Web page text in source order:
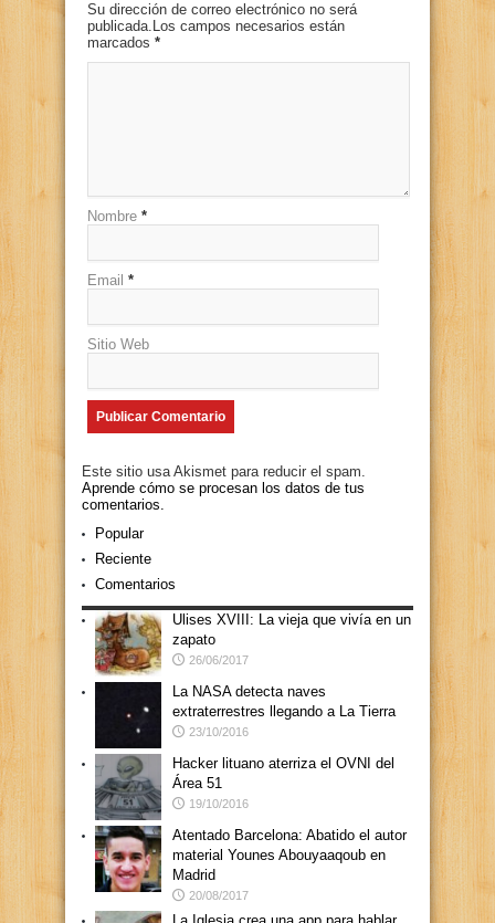
Su dirección de correo electrónico no será
publicada.Los campos necesarios están
marcados *
Nombre *
Email *
Sitio Web
Este sitio usa Akismet para reducir el spam.
Aprende cómo se procesan los datos de tus
comentarios.
Popular
Reciente
Comentarios
Ulises XVIII: La vieja que vivía en un
zapato
26/06/2017
La NASA detecta naves
extraterrestres llegando a La Tierra
23/10/2016
Hacker lituano aterriza el OVNI del
Área 51
19/10/2016
Atentado Barcelona: Abatido el autor
material Younes Abouyaaqoub en
Madrid
20/08/2017